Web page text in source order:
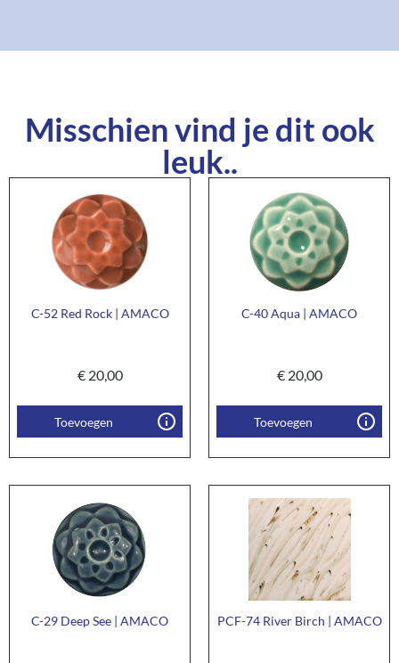
Misschien vind je dit ook
leuk..
C-52 Red Rock | AMACO
€20,00
Toevoegen
C-40 Aqua | AMACO
€20,00
Toevoegen
C-29 Deep See | AMACO PCF-74 River Birch | AMACO